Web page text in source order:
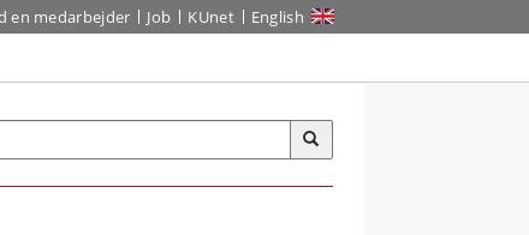
en medarbejder Job KUnet English